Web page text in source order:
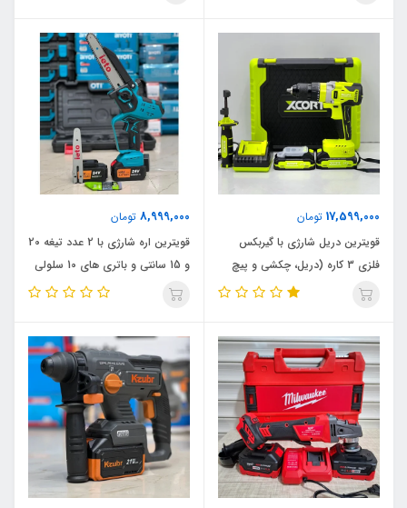
17,599,000 تومان
قویترین دریل شارژی با گیربکس
فلزی 3 کاره (دریل، چکشی و پیچ
بند) ایکسکورت مدل 90N_1750D
8,999,000 تومان
قویترین اره شارژی با 2 عدد تیغه 20
و 15 سانتی و باتری های 10 سلولی
ایتو مدل 20CM_10CM اصلی،